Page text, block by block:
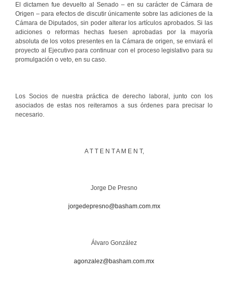
El dictamen fue devuelto al Senado – en su carácter de Cámara de
Origen – para efectos de discutir únicamente sobre las adiciones de la
Cámara de Diputados, sin poder alterar los artículos aprobados. Si las
adiciones o reformas hechas fuesen aprobadas por la mayoría
absoluta de los votos presentes en la Cámara de origen, se enviará el
proyecto al Ejecutivo para continuar con el proceso legislativo para su
promulgación o veto, en su caso.
Los Socios de nuestra práctica de derecho laboral, junto con los
asociados de estas nos reiteramos a sus órdenes para precisar lo
necesario.
A T T E N T A M E N T,
Jorge De Presno
jorgedepresno@basham.com.mx
Álvaro González
agonzalez@basham.com.mx